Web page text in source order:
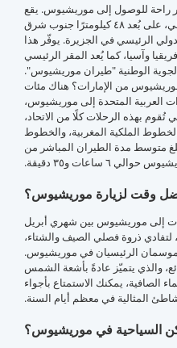
راحة للوصول إلى موريشيوس. يقع
مطار سير سيووساغور رامغولام الدولي، على بُعد ٤٨ كيلومترًا جنوب شرق
الرئيسي في الجزيرة. يوفّر هذا
وآسيا، كما يُعد المقر الرئيسي
الوطنية "طيران موريشيوس".
من الإمارات؟ هناك مئات
العربية المتحدة إلى موريشيوس،
بهذه الرحلات كلًا من الاتحاد،
الملكية المغربية، والخطوط
متوسط مدة الطيران المباشر من
٦ ساعات و٣٥ دقيقة.
وقت لزيارة موريشيوس؟
إلى موريشيوس بين شهري أبريل
لتفادي ذروة فصلي الصيف والشتاء،
الرئيسيان في موريشيوس.
والذي يتميّز عادةً بأشعة الشمس
الصافية، يمكنك الاستمتاع بأجواء
المثالية في معظم أيام السنة.
السياحية في موريشيوس؟